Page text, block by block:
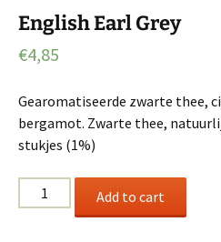
English Earl Grey
€4,85
Gearomatiseerde zwarte thee,
bergamot. Zwarte thee,
stukjes (1%)
English
Earl
Add to cart